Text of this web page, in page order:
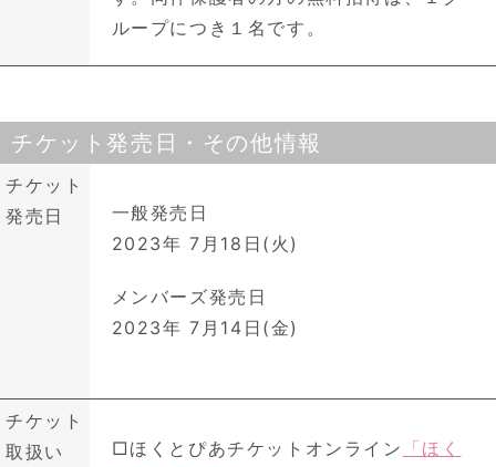
ループにつき１名です。
チケット発売日・その他情報
チケット
発売日
一般発売日
2023年 7月18日(火)
メンバーズ発売日
2023年 7月14日(金)
チケット
取扱い
□ほくとぴあチケットオンライン 「ほく